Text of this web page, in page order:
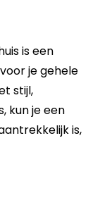
is een
je gehele
stijl,
kun je een
is,